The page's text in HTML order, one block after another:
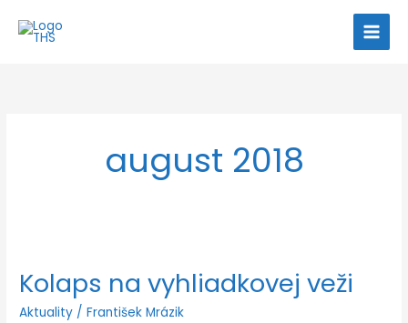
obsah
august 2018
Kolaps na vyhliadkovej veži
Aktuality /František Mrázik
vyhliadkovej
veži